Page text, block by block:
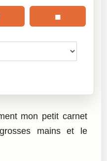
■
mon petit carnet
mains et le